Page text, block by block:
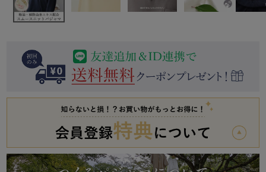
春 夏 冬
売れ筋ランキング
すべての生地一覧はこちら
目的別でさがす一覧はこちら
作務衣
ーブ
上着単品
ズボン単品